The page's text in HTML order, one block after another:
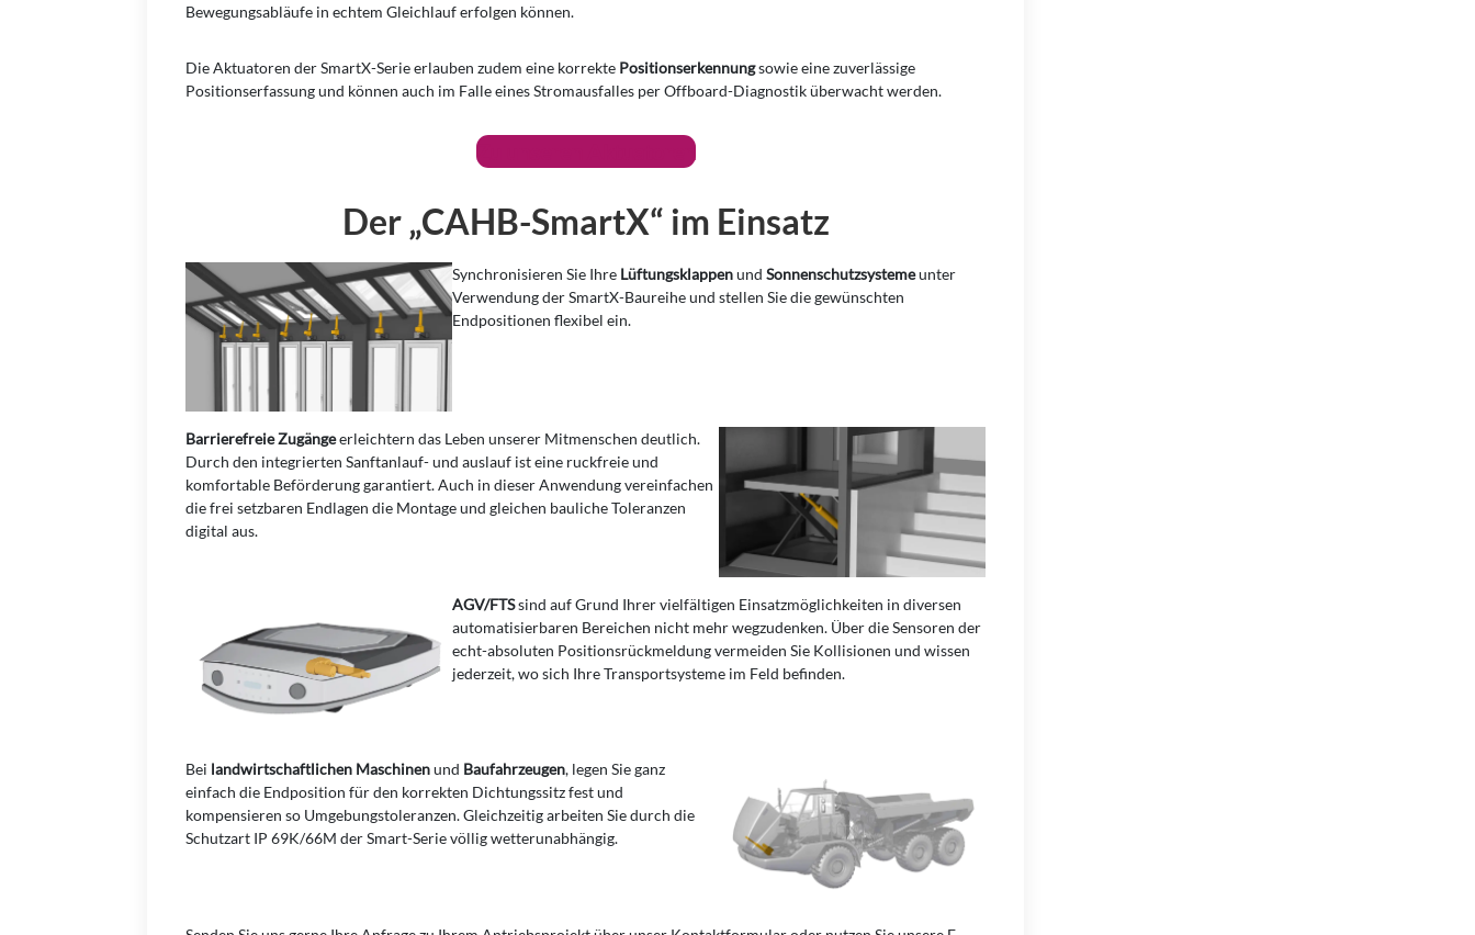
Bewegungsabläufe in echtem Gleichlauf erfolgen können.
Die Aktuatoren der SmartX-Serie erlauben zudem eine korrekte Positionserkennungsowie eine zuverlässige
Positionserfassung und können auch im Falle eines Stromausfalles per Offboard-Diagnostik überwacht werden.
Zu unseren Aktuatoren
Der „CAHB-SmartX“ im Einsatz
Synchronisieren Sie Ihre LüftungsklappenundSonnenschutzsystemeunter
Verwendung der SmartX-Baureihe und stellen Sie die gewünschten
Endpositionen flexibel ein.
Barrierefreie Zugängeerleichtern das Leben unserer Mitmenschen deutlich.
Durch den integrierten Sanftanlauf- und auslauf ist eine ruckfreie und
komfortable Beförderung garantiert. Auch in dieser Anwendung vereinfachen
die frei setzbaren Endlagen die Montage und gleichen bauliche Toleranzen
digital aus.
AGV/FTSsind auf Grund Ihrer vielfältigen Einsatzmöglichkeiten in diversen
automatisierbaren Bereichen nicht mehr wegzudenken. Über die Sensoren der
echt-absoluten Positionsrückmeldung vermeiden Sie Kollisionen und wissen
jederzeit, wo sich Ihre Transportsysteme im Feld befinden.
Bei landwirtschaftlichen Maschinenund Baufahrzeugen, legen Sie ganz
einfach die Endposition für den korrekten Dichtungssitz fest und
kompensieren so Umgebungstoleranzen. Gleichzeitig arbeiten Sie durch die
Schutzart IP 69K/66M der Smart-Serie völlig wetterunabhängig.